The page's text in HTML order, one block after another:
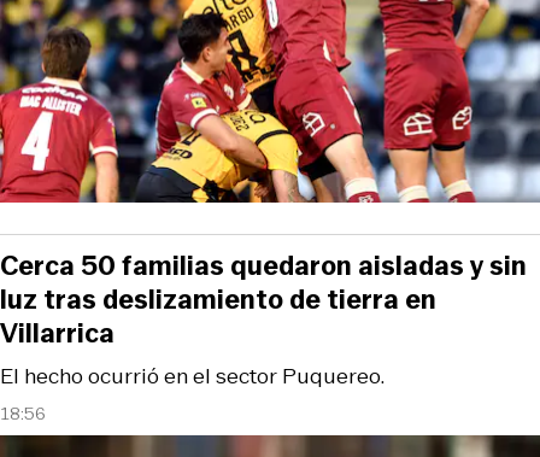
18:56
El hecho ocurrió en el sector Puquereo.
Cerca 50 familias quedaron aisladas y sin
luz tras deslizamiento de tierra en
Villarrica